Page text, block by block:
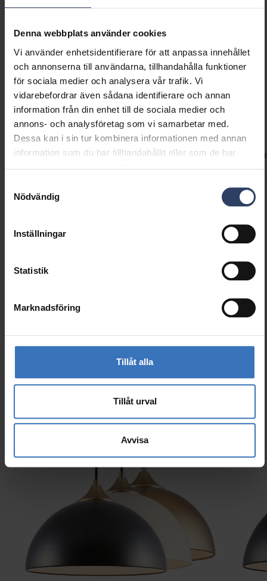
Denna webbplats använder cookies
Vi använder enhetsidentifierare för att anpassa innehållet
och annonserna till användarna, tillhandahålla funktioner
för sociala medier och analysera vår trafik. Vi
vidarebefordrar även sådana identifierare och annan
information från din enhet till de sociala medier och
annons- och analysföretag som vi samarbetar med.
Dessa kan i sin tur kombinera informationen med annan
information som du har tillhandahållit eller som de har
Nödvändig
Inställningar
Statistik
Marknadsföring
Tillåt alla
Tillåt urval
Avvisa
takkoppen i metall fullbordar armaturens
utseende. Armaturen kan enkelt monteras
själv.
Kod
9610709
Teknisk information
Koder Produktversioner Nedladdningar Teknisk
Kod
Liknande produkter